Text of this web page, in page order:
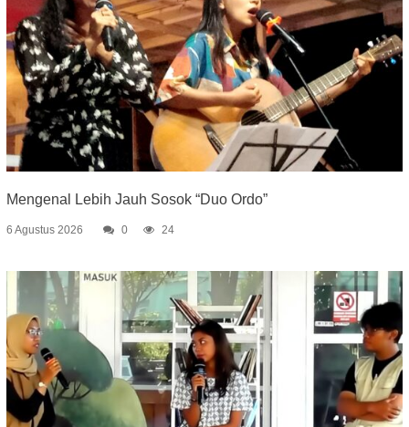
Mengenal Lebih Jauh Sosok “Duo Ordo”
6 Agustus 2026 0 24